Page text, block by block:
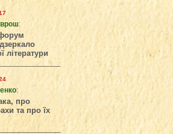
:
літератури
:
про
та про їх